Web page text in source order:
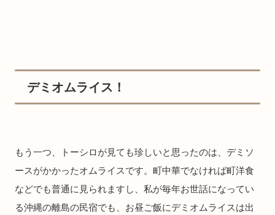
デミオムライス！
もう一つ、トーシロが見ても珍しいと思ったのは、デミソ
ースがかかったオムライスです。町中華でなければ町洋食
などでも普通に見られますし、私が毎年お世話になってい
る沖縄の離島の民宿でも、お昼ご飯にデミオムライスは出